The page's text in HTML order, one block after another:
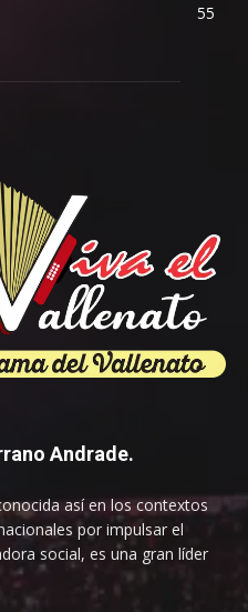
55
Andrade.
así en los contextos
por impulsar el
social, es una gran líder